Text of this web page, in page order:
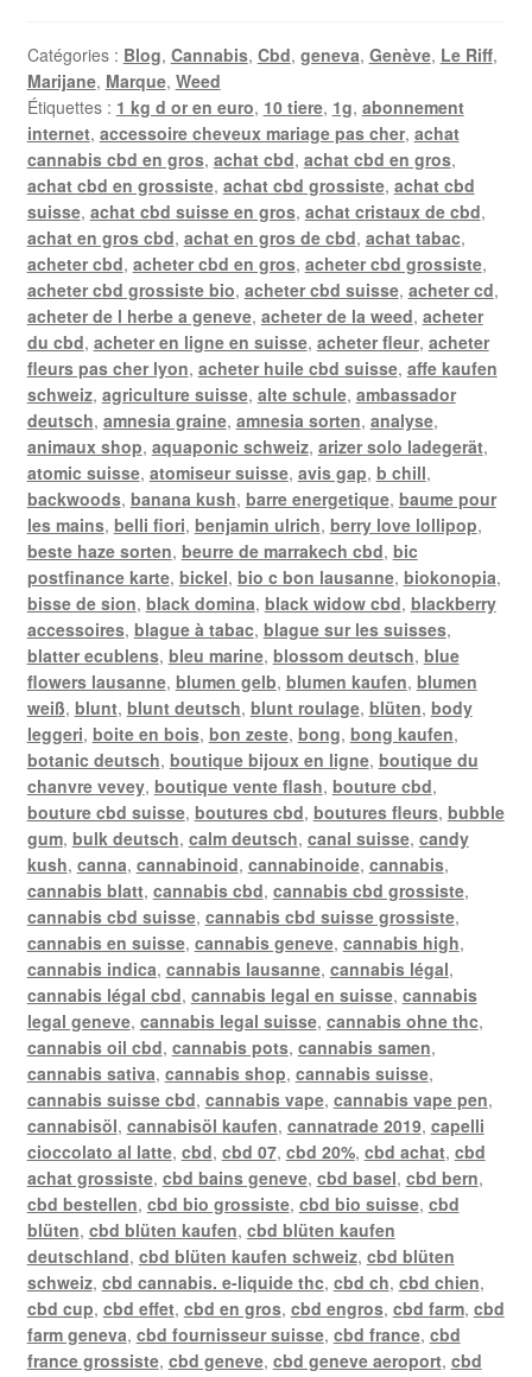
Catégories : Blog, Cannabis, Cbd, geneva, Genève, Le Riff,
Marijane, Marque, Weed
Étiquettes : 1 kg d or en euro, 10 tiere, 1g, abonnement
internet, accessoire cheveux mariage pas cher, achat
cannabis cbd en gros, achat cbd, achat cbd en gros,
achat cbd en grossiste, achat cbd grossiste, achat cbd
suisse, achat cbd suisse en gros, achat cristaux de cbd,
achat en gros cbd, achat en gros de cbd, achat tabac,
acheter cbd, acheter cbd en gros, acheter cbd grossiste,
acheter cbd grossiste bio, acheter cbd suisse, acheter cd,
acheter de l herbe a geneve, acheter de la weed, acheter
du cbd, acheter en ligne en suisse, acheter fleur, acheter
fleurs pas cher lyon, acheter huile cbd suisse, affe kaufen
schweiz, agriculture suisse, alte schule, ambassador
deutsch, amnesia graine, amnesia sorten, analyse,
animaux shop, aquaponic schweiz, arizer solo ladegerät,
atomic suisse, atomiseur suisse, avis gap, b chill,
backwoods, banana kush, barre energetique, baume pour
les mains, belli fiori, benjamin ulrich, berry love lollipop,
beste haze sorten, beurre de marrakech cbd, bic
postfinance karte, bickel, bio c bon lausanne, biokonopia,
bisse de sion, black domina, black widow cbd, blackberry
accessoires, blague à tabac, blague sur les suisses,
blatter ecublens, bleu marine, blossom deutsch, blue
flowers lausanne, blumen gelb, blumen kaufen, blumen
weiß, blunt, blunt deutsch, blunt roulage, blüten, body
leggeri, boite en bois, bon zeste, bong, bong kaufen,
botanic deutsch, boutique bijoux en ligne, boutique du
chanvre vevey, boutique vente flash, bouture cbd,
bouture cbd suisse, boutures cbd, boutures fleurs, bubble
gum, bulk deutsch, calm deutsch, canal suisse, candy
kush, canna, cannabinoid, cannabinoide, cannabis,
cannabis blatt, cannabis cbd, cannabis cbd grossiste,
cannabis cbd suisse, cannabis cbd suisse grossiste,
cannabis en suisse, cannabis geneve, cannabis high,
cannabis indica, cannabis lausanne, cannabis légal,
cannabis légal cbd, cannabis legal en suisse, cannabis
legal geneve, cannabis legal suisse, cannabis ohne thc,
cannabis oil cbd, cannabis pots, cannabis samen,
cannabis sativa, cannabis shop, cannabis suisse,
cannabis suisse cbd, cannabis vape, cannabis vape pen,
cannabisöl, cannabisöl kaufen, cannatrade 2019, capelli
cioccolato al latte, cbd, cbd 07, cbd 20%, cbd achat, cbd
achat grossiste, cbd bains geneve, cbd basel, cbd bern,
cbd bestellen, cbd bio grossiste, cbd bio suisse, cbd
blüten, cbd blüten kaufen, cbd blüten kaufen
deutschland, cbd blüten kaufen schweiz, cbd blüten
schweiz, cbd cannabis. e-liquide thc, cbd ch, cbd chien,
cbd cup, cbd effet, cbd en gros, cbd engros, cbd farm, cbd
farm geneva, cbd fournisseur suisse, cbd france, cbd
france grossiste, cbd geneve, cbd geneve aeroport, cbd